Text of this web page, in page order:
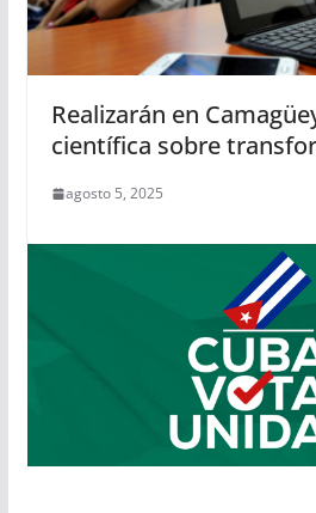
Realizarán en
científica sobre
agosto 5, 2025